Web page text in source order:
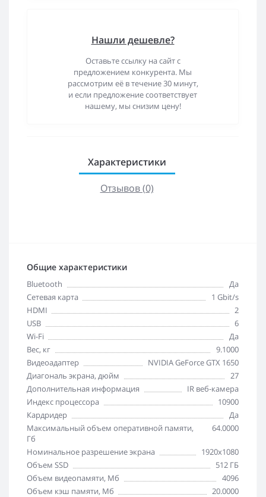
Нашли дешевле?
Оставьте ссылку на сайт с
предложением конкурента. Мы
рассмотрим её в течение 30 минут,
и если предложение соответствует
нашему, мы снизим цену!
Характеристики
Отзывов (0)
Общие характеристики
Bluetooth
Да
Cетевая карта
1 Gbit/s
HDMI
2
USB
6
Wi-Fi
Да
Вес, кг
9.1000
Видеоадаптер
NVIDIA GeForce GTX 1650
Диагональ экрана, дюйм
27
Дополнительная информация
IR веб-камера
Индекс процессора
10900
Кардридер
Да
Максимальный объем оперативной памяти,
Гб
64.0000
Номинальное разрешение экрана
1920x1080
Объем SSD
512 ГБ
Объем видеопамяти, Мб
4096
Объем кэш памяти, Мб
20.0000